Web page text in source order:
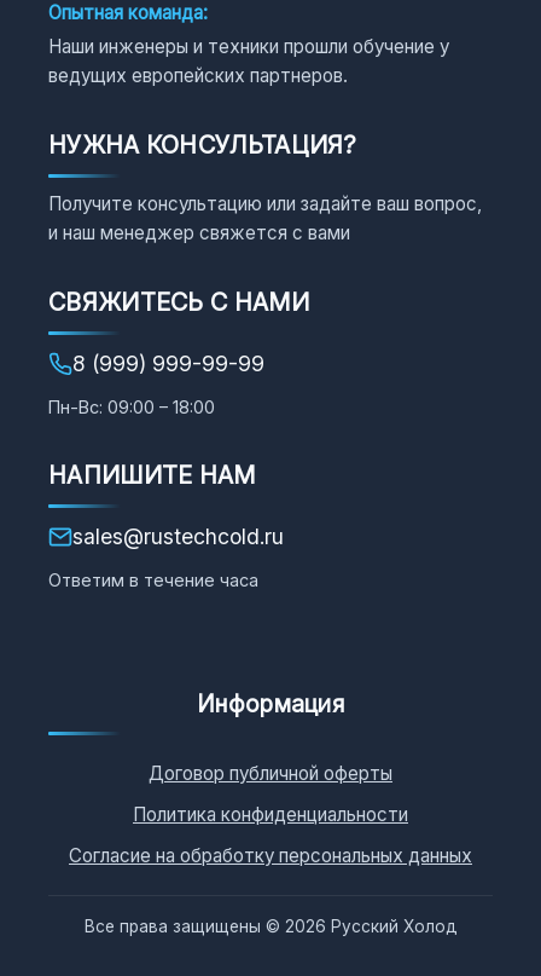
Опытная команда:
Наши инженеры и техники прошли обучение у
ведущих европейских партнеров.
НУЖНА КОНСУЛЬТАЦИЯ?
Получите консультацию или задайте ваш вопрос,
и наш менеджер свяжется с вами
СВЯЖИТЕСЬ С НАМИ
8 (999) 999-99-99
Пн-Вс: 09:00 – 18:00
НАПИШИТЕ НАМ
sales@rustechcold.ru
Ответим в течение часа
Информация
Договор публичной оферты
Политика конфиденциальности
Согласие на обработку персональных данных
Все права защищены © 2026 Русский Холод